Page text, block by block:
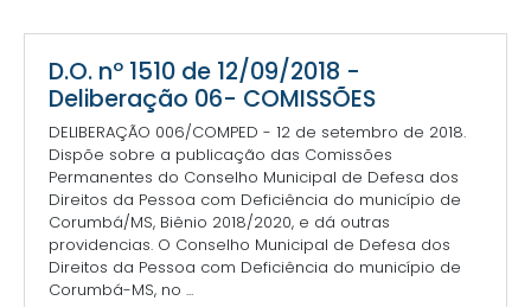
D.O. nº 1510 de 12/09/2018 -
Deliberação 06- COMISSÕES
DELIBERAÇÃO 006/COMPED - 12 de setembro de 2018.
Dispõe sobre a publicação das Comissões
Permanentes do Conselho Municipal de Defesa dos
Direitos da Pessoa com Deficiência do município de
Corumbá/MS, Biênio 2018/2020, e dá outras
providencias. O Conselho Municipal de Defesa dos
Direitos da Pessoa com Deficiência do município de
Corumbá-MS, no ...